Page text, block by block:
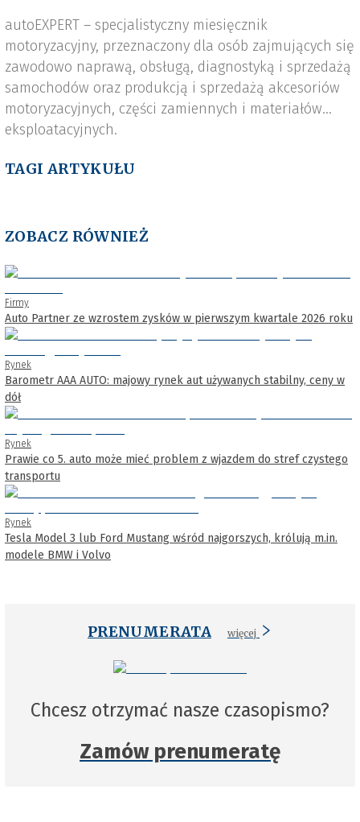
autoEXPERT – specjalistyczny miesięcznik
motoryzacyjny, przeznaczony dla osób zajmujących się
zawodowo naprawą, obsługą, diagnostyką i sprzedażą
samochodów oraz produkcją i sprzedażą akcesoriów
motoryzacyjnych, części zamiennych i materiałów
eksploatacyjnych.
TAGI ARTYKUŁU
ZOBACZ RÓWNIEŻ
Firmy
Auto Partner ze wzrostem zysków w pierwszym kwartale 2026 roku
Rynek
Barometr AAA AUTO: majowy rynek aut używanych stabilny, ceny w
dół
Rynek
Prawie co 5. auto może mieć problem z wjazdem do stref czystego
transportu
Rynek
Tesla Model 3 lub Ford Mustang wśród najgorszych, królują m.in.
modele BMW i Volvo
PRENUMERATA więcej
Chcesz otrzymać nasze czasopismo?
Zamów prenumeratę